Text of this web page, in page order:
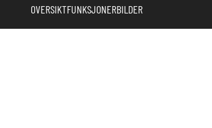
OVERSIKTFUNKSJONERBILDER